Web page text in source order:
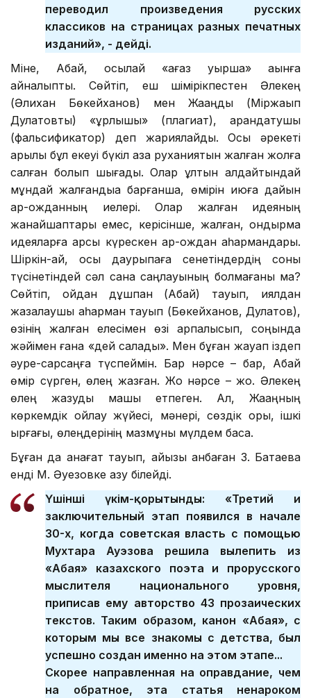
переводил произведения русских
классиков на страницах разных печатных
изданий», - дейді.
Міне, Абай, осылай «қағаз қуыршақ» ақынға
айналыпты. Сөйтіп, еш шімірікпестен Әлекең
(Әлихан Бөкейханов) мен Жақаңды (Міржақып
Дулатовты) «ұрлықшы» (плагиат), арандатушы
(фальсификатор) деп жариялайды. Осы әрекеті
арқылы бұл екеуі бүкіл қазақ руханиятын жалған жолға
салған болып шығады. Олар ұлтын алдайтындай
мұндай жалғандыққа барғанша, өмірін қиюға дайын
ар-ожданның иелері. Олар жалған идеяның
жанайшаптары емес, керісінше, жалған, қондырма
идеяларға қарсы күрескен ар-ождан қаһармандары.
Шіркін-ай, осы даурықпаға сенетіндердің соны
түсінетіндей сәл сана саңлауының болмағаны ма?
Сөйтіп, ойдан дұшпан (Абай) тауып, қиялдан
жазалаушы қаһарман тауып (Бөкейханов, Дулатов),
өзінің жалған елесімен өзі арпалысып, соңында
жәйімен ғана «дей салады». Мен бұған жауап іздеп
әуре-сарсаңға түспеймін. Бар нәрсе – бар, Абай
өмір сүрген, өлең жазған. Жоқ нәрсе – жоқ. Әлекең
өлең жазуды машық етпеген. Ал, Жақаңның
көркемдік ойлау жүйесі, мәнері, сөздік қоры, ішкі
ырғағы, өлеңдерінің мазмұны мүлдем басқа.
Бұған да қанағат тауып, айызы қанбаған З. Батаева
енді М. Әуезовке азу білейді.
Үшінші үкім-қорытынды: «Третий и
заключительный этап появился в начале
30-х, когда советская власть с помощью
Мухтара Ауэзова решила вылепить из
«Абая» казахского поэта и прорусского
мыслителя национального уровня,
приписав ему авторство 43 прозаических
текстов. Таким образом, канон «Абая», с
которым мы все знакомы с детства, был
успешно создан именно на этом этапе...
Скорее направленная на оправдание, чем
на обратное, эта статья ненароком